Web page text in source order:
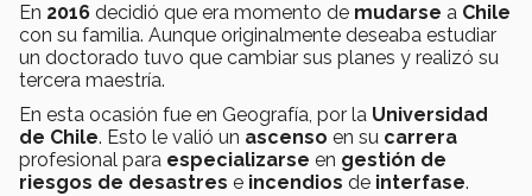
En 2016 decidió que era momento de mudarse a Chile
con su familia. Aunque originalmente deseaba estudiar
un doctorado tuvo que cambiar sus planes y realizó su
tercera maestría.
En esta ocasión fue en Geografía, por la Universidad
de Chile. Esto le valió un ascenso en su carrera
profesional para especializarse en gestión de
riesgos de desastres e incendios de interfase.